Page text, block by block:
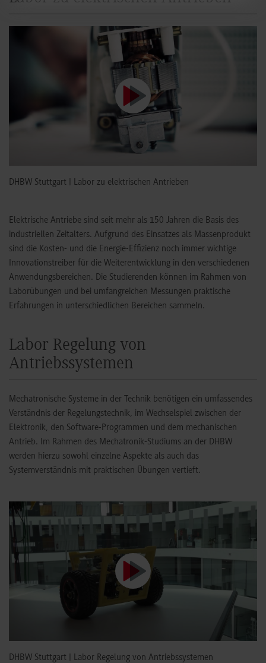
DHBW Stuttgart | Labor zu elektrischen Antrieben
Elektrische Antriebe sind seit mehr als 150 Jahren die Basis des
industriellen Zeitalters. Aufgrund des Einsatzes als Massenprodukt
sind die Kosten- und die Energie-Effizienz noch immer wichtige
Innovationstreiber für die Weiterentwicklung in den verschiedenen
Anwendungsbereichen. Die Studierenden können im Rahmen von
Laborübungen und bei umfangreichen Messungen praktische
Erfahrungen in unterschiedlichen Bereichen sammeln.
Labor Regelung von
Antriebssystemen
Mechatronische Systeme in der Technik benötigen ein umfassendes
Verständnis der Regelungstechnik, im Wechselspiel zwischen der
Elektronik, den Software-Programmen und dem mechanischen
Antrieb. Im Rahmen des Mechatronik-Studiums an der DHBW
werden hierzu sowohl einzelne Aspekte als auch das
Systemverständnis mit praktischen Übungen vertieft.
DHBW Stuttgart | Labor Regelung von Antriebssystemen